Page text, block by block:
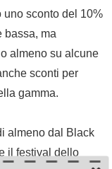
uno sconto del 10%
bassa, ma
almeno su alcune
sconti per
gamma.
almeno dal Black
il festival dello